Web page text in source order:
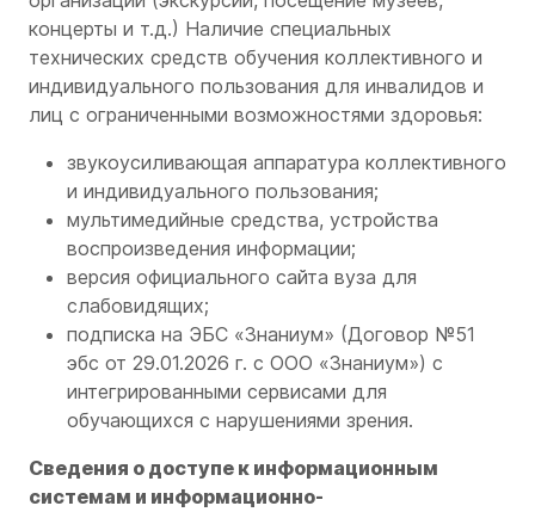
концерты и т.д.) Наличие специальных
технических средств обучения коллективного и
индивидуального пользования для инвалидов и
лиц с ограниченными возможностями здоровья:
звукоусиливающая аппаратура коллективного
и индивидуального пользования;
мультимедийные средства, устройства
воспроизведения информации;
версия официального сайта вуза для
слабовидящих;
подписка на ЭБС «Знаниум» (Договор №51
эбс от 29.01.2026 г. с ООО «Знаниум») с
интегрированными сервисами для
обучающихся с нарушениями зрения.
Сведения о доступе к информационным
системам и информационно-